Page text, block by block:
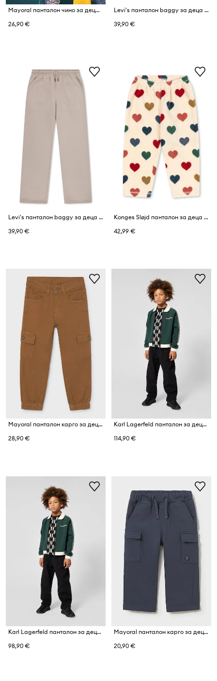
Mayoral панталон чино за деца от памук с еластан chinosy jogger
26,90 €
Levi's панталон baggy за деца с памук BAGGY CARPENTER SWEATPANT
39,90 €
Levi's панталон baggy за деца с памук BAGGY CARPENTER SWEATPANT
39,90 €
Konges Sløjd панталон за деца от полар TAVI FLEECE PANTS GRS
42,99 €
Mayoral панталон карго за деца от памук с еластан
28,90 €
Karl Lagerfeld панталон за деца с памук
114,90 €
Karl Lagerfeld панталон за деца с памук
98,90 €
Mayoral панталон карго за деца от памук
20,90 €